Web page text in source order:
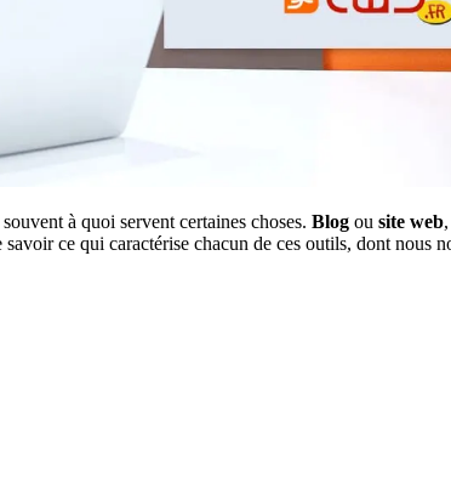
à quoi servent certaines choses. Blog ou site web
ce qui caractérise chacun de ces outils, dont nous